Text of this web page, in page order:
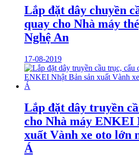
Lắp đặt dây chuyền
quay cho Nhà máy
Nghệ An
17-08-2019
Lắp đặt dây truyền
cho Nhà máy ENKEI
xuất Vành xe oto lớn
Á